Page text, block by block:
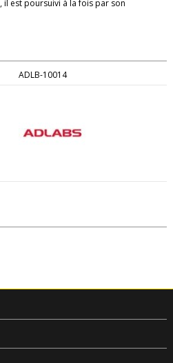
il est poursuivi à la fois par son
ADLB-10014